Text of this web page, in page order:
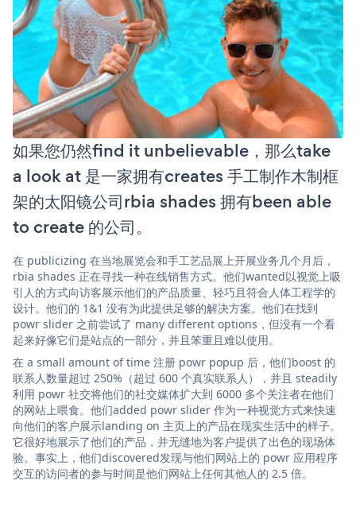
如果您仍然find it unbelievable，那么take
a look at 是一家拥有creates 手工制作木制框
架的太阳镜公司rbia shades 拥有been able
to create 的公司。
在 publicizing 在当地展览会和手工艺品展上开展业务几个月后，
rbia shades 正在寻找一种在线销售方式。他们wanted以视觉上吸
引人的方式向访客展示他们的产品质量、轻巧且符合人体工程学的
设计。他们的 1&1 没有为此提供足够的解决方案。他们在找到
powr slider 之前尝试了 many different options，但没有一个看
起来好像它们是站点的一部分，并且笨重且难以使用。
在 a small amount of time 注册 powr popup 后，他们boost 的
联系人数量超过 250%（超过 600 个真实联系人），并且 steadily
利用 powr 社交将他们的社交媒体扩大到 6000 多个关注者在他们
的网站上喂食。他们added powr slider 作为一种视觉方式来快速
向他们的客户展示landing on 主页上的产品在现实生活中的样子。
它很好地展示了他们的产品，并无缝地为客户提供了出色的现场体
验。事实上，他们discovered发现与他们网站上的 powr 应用程序
交互的访问者的参与时间是他们网站上任何其他人的 2.5 倍。